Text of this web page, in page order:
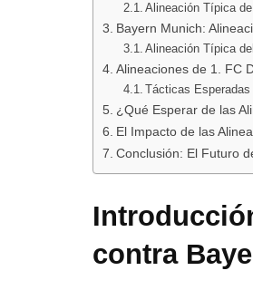
Alineación Típica
Bayern Munich:
Alineación Típica
Alineaciones de 1. FC
Tácticas Esperadas
¿Qué Esperar de las
El Impacto de las
Conclusión: El Futuro
contra